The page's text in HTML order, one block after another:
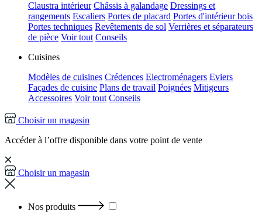
Claustra intérieur Châssis à galandage Dressings et
rangements Escaliers Portes de placard Portes d'intérieur bois
Portes techniques Revêtements de sol Verrières et séparateurs
de pièce Voir tout Conseils
Cuisines
Modèles de cuisines Crédences Electroménagers Eviers
Façades de cuisine Plans de travail Poignées Mitigeurs
Accessoires Voir tout Conseils
Choisir un magasin
Accéder à l’offre disponible dans votre point de vente
Choisir un magasin
Nos produits